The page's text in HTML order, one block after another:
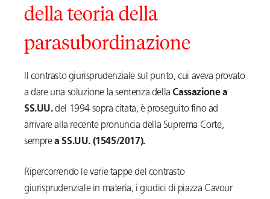
della teoria della
parasubordinazione
Il contrasto giurisprudenziale sul punto, cui aveva provato
a dare una soluzione la sentenza dellaCassazione a
SS.UU.del 1994 sopra citata, è proseguito fino ad
arrivare alla recente pronuncia della Suprema Corte,
semprea SS.UU. (1545/2017).
Ripercorrendo le varie tappe del contrasto
giurisprudenziale in materia, i giudici di piazza Cavour